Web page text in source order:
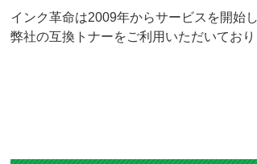
インク革命は2009年からサービスを開始
弊社の互換トナーをご利用いただいており